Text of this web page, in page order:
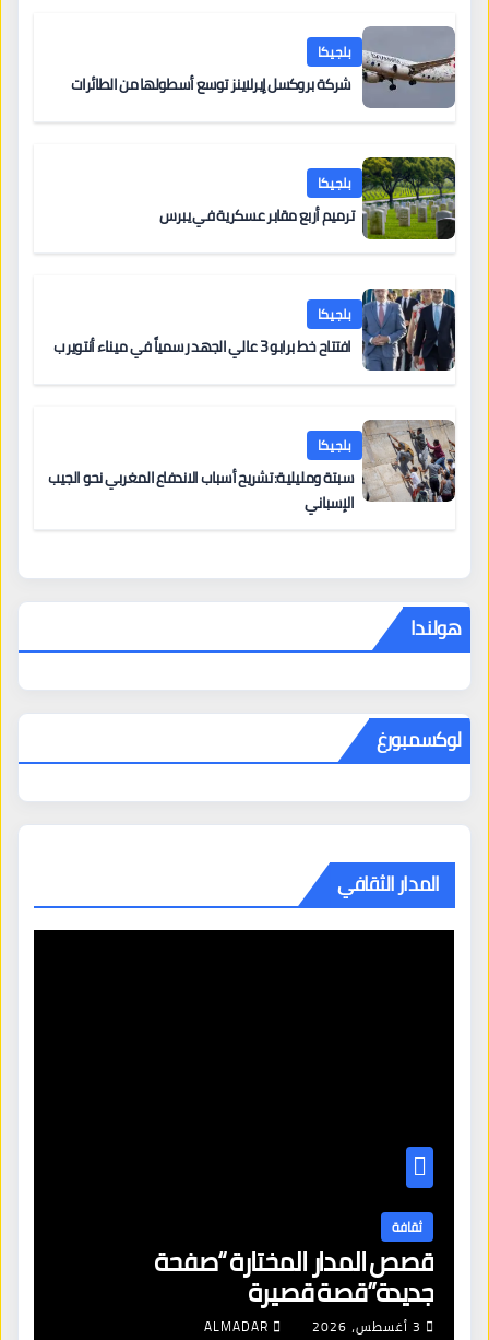
بلجيكا
شركة بروكسل إيرلاينز توسع أسطولها من الطائرات
بلجيكا
ترميم أربع مقابر عسكرية في يبرس
بلجيكا
افتتاح خط برابو 3 عالي الجهد رسمياً في ميناء أنتويرب
بلجيكا
سبتة ومليلية: تشريح أسباب الاندفاع المغربي نحو الجيب
الإسباني
هولندا
لوكسمبورغ
المدار الثقافي
ثقافة
قصص المدار المختارة “صفحة
جديدة”قصة قصيرة
3 أغسطس، 2026 ALMADAR